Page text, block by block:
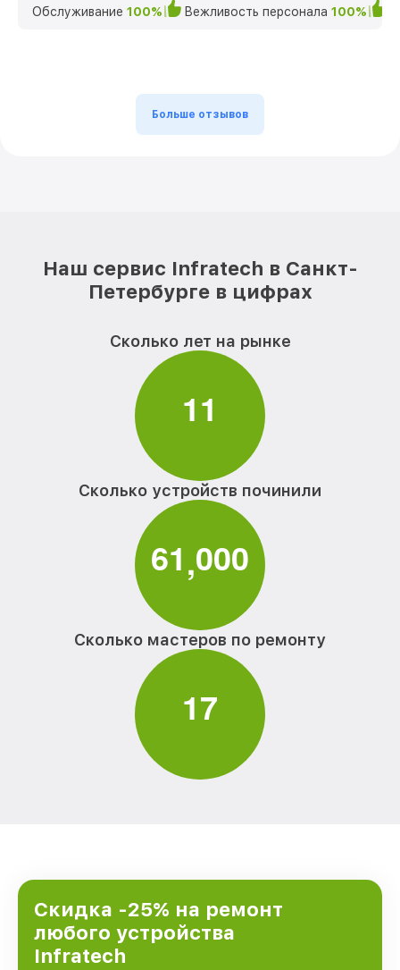
Обслуживание 100% Вежливость персонала 100%
Больше отзывов
Наш сервис Infratech в Санкт-
Петербурге в цифрах
Сколько лет на рынке
11
Сколько устройств починили
61,000
Сколько мастеров по ремонту
17
Скидка -25% на ремонт
любого устройства
Infratech